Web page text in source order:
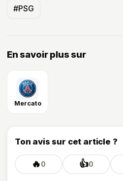
#PSG
En savoir plus sur
Mercato
Ton avis sur cet article ?
🔥0 👍0